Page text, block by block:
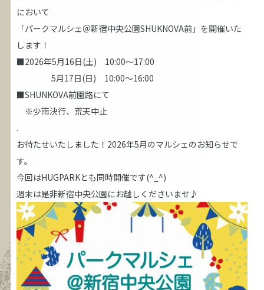
において
「パークマルシェ＠新宿中央公園SHUKNOVA前」を開催いた
します！
■2026年5月16日(土) 10:00～17:00
5月17日(日) 10:00～16:00
■SHUNKOVA前園路にて
※少雨決行、荒天中止
.
お待たせいたしました！2026年5月のマルシェのお知らせで
す。
今回はHUGPARKとも同時開催です(^_^)
週末は是非新宿中央公園にお越しくださいませ♪